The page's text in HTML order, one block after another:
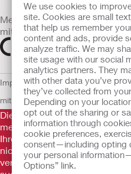
We use cookies to
site. Cookies are small
that help us remember
content and ads, provide
analyze traffic. We may
site usage with our social
analytics partners. They
with other data you’ve
they’ve collected from
Depending on your
opt out of the sharing or
information through
cookie preferences,
consent—including opting
your personal
Options” link.
Medizinprodukte, die
mit einem der folgenden
Impressum AGB
mit CookiesEU Whistleblowern-
Die Informationen auf dieser
medizinische Beratung
Ihres eigenen Arztes oder
nicht ersetzen. Diese Website
verwendet werden, in einem